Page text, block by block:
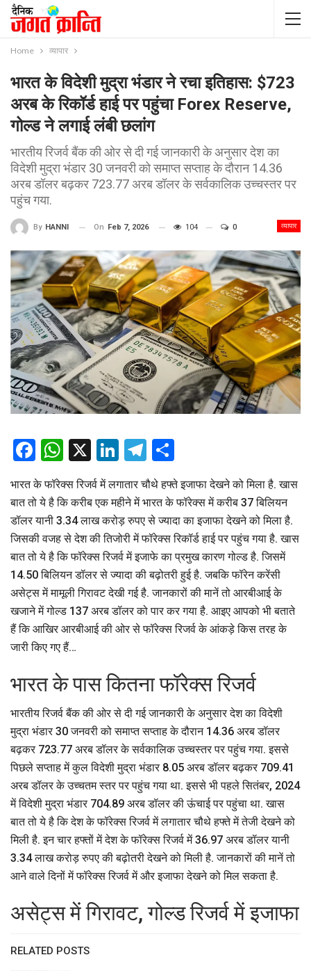
Home व्यापार
भारत के विदेशी मुद्रा भंडार ने रचा इतिहास: $723
अरब के रिकॉर्ड हाई पर पहुंचा Forex Reserve,
गोल्ड ने लगाई लंबी छलांग
भारतीय रिजर्व बैंक की ओर से दी गई जानकारी के अनुसार देश का
विदेशी मुद्रा भंडार 30 जनवरी को समाप्त सप्ताह के दौरान 14.36
अरब डॉलर बढ़कर 723.77 अरब डॉलर के सर्वकालिक उच्चस्तर पर
पहुंच गया.
व्यापार
By HANNI On Feb 7, 2026 104 0
Facebook
WhatsApp
X LinkedIn
Telegram
भारत के फॉरेक्स रिजर्व में लगातार चौथे हफ्ते इजाफा देखने को मिला है. खास
बात तो ये है कि करीब एक महीने में भारत के ​फॉरेक्स में करीब 37 बिलियन
डॉलर यानी 3.34 लाख करोड़ रुपए से ज्यादा का इजाफा देखने को मिला है.
जिसकी वजह से देश की तिजोरी में फॉरेक्स रिकॉर्ड हाई पर पहुंच गया है. खास
बात तो ये है कि फॉरेक्स रिजर्व में इजाफे का प्रमुख कारण गोल्ड है. जिसमें
14.50 बिलियन डॉलर से ज्यादा की बढ़ोतरी हुई है. जबकि फॉरेन करेंसी
असेट्स में मामूली गिरावट देखी गई है. जानकारों की मानें तो आरबीआई के
खजाने में गोल्ड 137 अरब डॉलर को पार कर गया है. आइए आपको भी बताते
हैं कि आखिर आरबीआई की ओर से फॉरेक्स रिजर्व के आंकड़े किस तरह के
जारी किए गए हैं…
भारत के पास कितना फॉरेक्स रिजर्व
भारतीय रिजर्व बैंक की ओर से दी गई जानकारी के अनुसार देश का विदेशी
मुद्रा भंडार 30 जनवरी को समाप्त सप्ताह के दौरान 14.36 अरब डॉलर
बढ़कर 723.77 अरब डॉलर के सर्वकालिक उच्चस्तर पर पहुंच गया. इससे
पिछले सप्ताह में कुल विदेशी मुद्रा भंडार 8.05 अरब डॉलर बढ़कर 709.41
अरब डॉलर के उच्चतम स्तर पर पहुंच गया था. इससे भी पहले सितंबर, 2024
में विदेशी मुद्रा भंडार 704.89 अरब डॉलर की ऊंचाई पर पहुंचा था. खास
बात तो ये है कि देश के फॉरेक्स रिजर्व में लगातार चौथे हफ्ते में तेजी देखने को
मिली है. इन चार हफ्तों में देश के फॉरेक्स रिजर्व में 36.97 अरब डॉलर यानी
3.34 लाख करोड़ रुपए की बढ़ोतरी देखने को मिली है. जानकारों की मानें तो
आने वाले दिनों में फॉरेक्स रिजर्व में और इजाफा देखने को मिल सकता है.
असेट्स में गिरावट, गोल्ड रिजर्व में इजाफा
RELATED POSTS